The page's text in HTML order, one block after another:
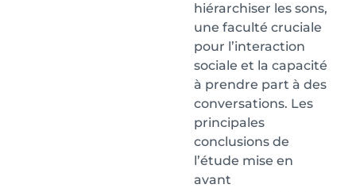
hiérarchiser les sons,
une faculté cruciale
pour l’interaction
sociale et la capacité
à prendre part à des
conversations. Les
principales
conclusions de
l’étude mise en
avant